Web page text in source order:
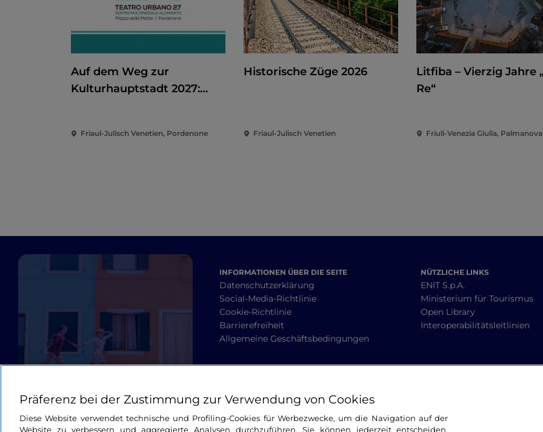
Auf dem Weg zur
Kulturhauptstadt 2027:
Friaul-Julisch Venetien, Pordenone
Historische Züge 2026
Friaul-Julisch Venetien
Litfiba – Vierzig Jahre
Re“
Friuli-Venezia Giulia, Palmanova
INFORMATIONEN ÜBER DIE SEITE
Datenschutzerklärung
Social-Media-Richtlinie
Cookie-Richtlinie
Barrierefreiheit
Allgemeine Geschäftsbedingungen
NÜTZLICHE LINKS
ENIT S.p.A.
Ministerium für Tourismus
Open Library
Interoperabilitätsleitlinien
Präferenz bei der Zustimmung zur Verwendung von Cookies
Diese Website verwendet technische und Profiling-Cookies für Werbezwecke, um die Navigation auf der
Website zu verbessern und aggregierte Analysen durchzuführen. Sie können jederzeit entscheiden,